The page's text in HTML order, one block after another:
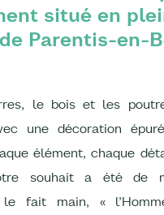
situé en
Parentis-en-
le bois et les
une décoration
élément, chaque
souhait a été de
le fait main, «